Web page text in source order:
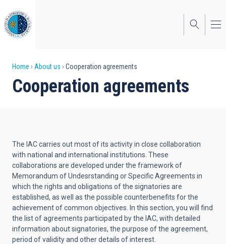
to
main
content
Breadcrumb
Home About us Cooperation agreements
Cooperation agreements
The IAC carries out most of its activity in close collaboration
with national and international institutions. These
collaborations are developed under the framework of
Memorandum of Undesrstanding or Specific Agreements in
which the rights and obligations of the signatories are
established, as well as the possible counterbenefits for the
achievement of common objectives. In this section, you will find
the list of agreements participated by the IAC, with detailed
information about signatories, the purpose of the agreement,
period of validity and other details of interest.